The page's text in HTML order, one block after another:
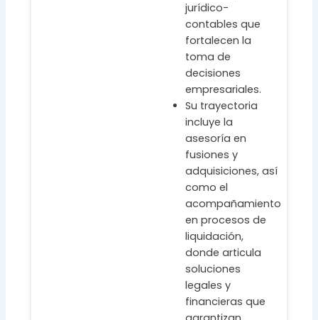
jurídico-
contables que
fortalecen la
toma de
decisiones
empresariales.
Su trayectoria
incluye la
asesoría en
fusiones y
adquisiciones, así
como el
acompañamiento
en procesos de
liquidación,
donde articula
soluciones
legales y
financieras que